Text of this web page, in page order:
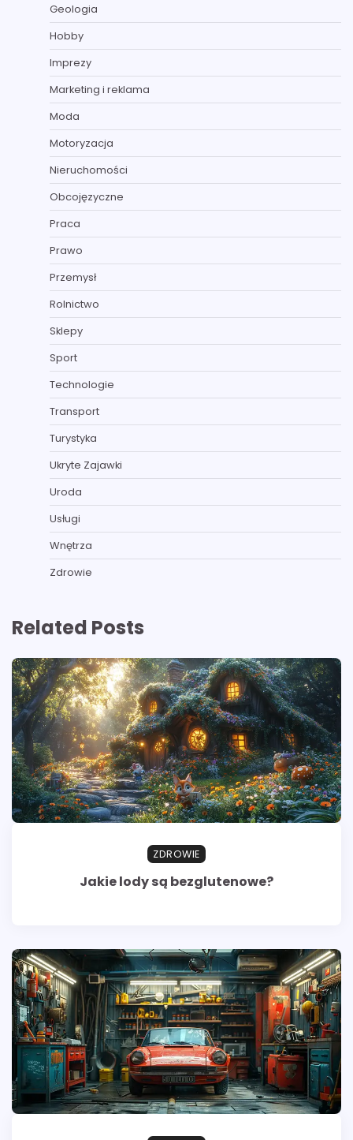
Geologia
Hobby
Imprezy
Marketing i reklama
Moda
Motoryzacja
Nieruchomości
Obcojęzyczne
Praca
Prawo
Przemysł
Rolnictwo
Sklepy
Sport
Technologie
Transport
Turystyka
Ukryte Zajawki
Uroda
Usługi
Wnętrza
Zdrowie
Related Posts
ZDROWIE
Jakie lody są bezglutenowe?